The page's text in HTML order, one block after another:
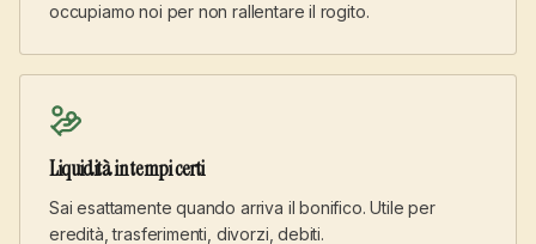
occupiamo noi per non rallentare il rogito.
Liquidità in tempi certi
Sai esattamente quando arriva il bonifico. Utile per
eredità, trasferimenti, divorzi, debiti.